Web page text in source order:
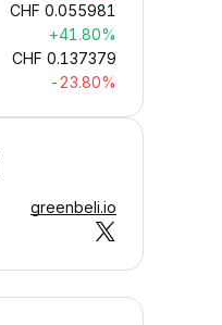
CHF 0.055981
+41.80%
CHF 0.137379
-23.80%
greenbeli.io